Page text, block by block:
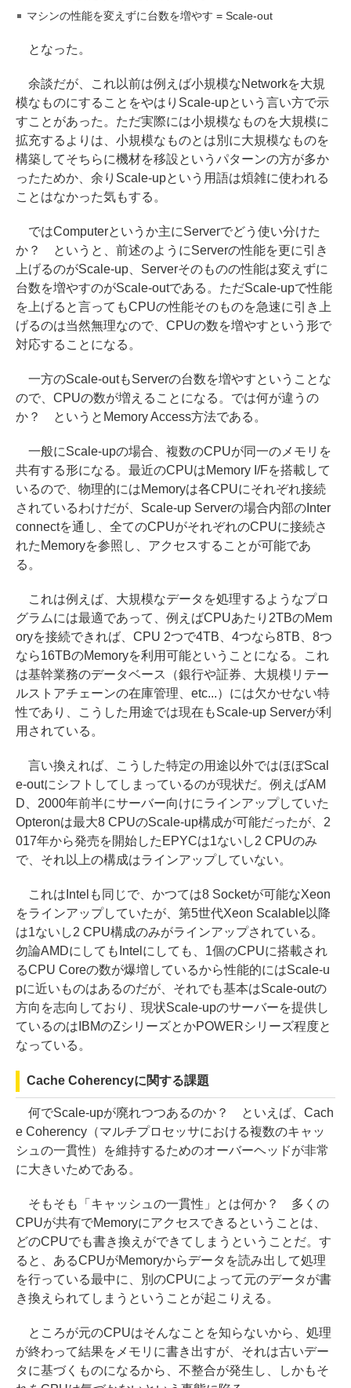
マシンの性能を変えずに台数を増やす = Scale-out
となった。
余談だが、これ以前は例えば小規模なNetworkを大規
模なものにすることをやはりScale-upという言い方で示
すことがあった。ただ実際には小規模なものを大規模に
拡充するよりは、小規模なものとは別に大規模なものを
構築してそちらに機材を移設というパターンの方が多か
ったためか、余りScale-upという用語は煩雑に使われる
ことはなかった気もする。
ではComputerというか主にServerでどう使い分けた
か？ というと、前述のようにServerの性能を更に引き
上げるのがScale-up、Serverそのものの性能は変えずに
台数を増やすのがScale-outである。ただScale-upで性能
を上げると言ってもCPUの性能そのものを急速に引き上
げるのは当然無理なので、CPUの数を増やすという形で
対応することになる。
一方のScale-outもServerの台数を増やすということな
ので、CPUの数が増えることになる。では何が違うの
か？ というとMemory Access方法である。
一般にScale-upの場合、複数のCPUが同一のメモリを
共有する形になる。最近のCPUはMemory I/Fを搭載して
いるので、物理的にはMemoryは各CPUにそれぞれ接続
されているわけだが、Scale-up Serverの場合内部のInter
connectを通し、全てのCPUがそれぞれのCPUに接続さ
れたMemoryを参照し、アクセスすることが可能であ
る。
これは例えば、大規模なデータを処理するようなプロ
グラムには最適であって、例えばCPUあたり2TBのMem
oryを接続できれば、CPU 2つで4TB、4つなら8TB、8つ
なら16TBのMemoryを利用可能ということになる。これ
は基幹業務のデータベース（銀行や証券、大規模リテー
ルストアチェーンの在庫管理、etc...）には欠かせない特
性であり、こうした用途では現在もScale-up Serverが利
用されている。
言い換えれば、こうした特定の用途以外ではほぼScal
e-outにシフトしてしまっているのが現状だ。例えばAM
D、2000年前半にサーバー向けにラインアップしていた
Opteronは最大8 CPUのScale-up構成が可能だったが、2
017年から発売を開始したEPYCは1ないし2 CPUのみ
で、それ以上の構成はラインアップしていない。
これはIntelも同じで、かつては8 Socketが可能なXeon
をラインアップしていたが、第5世代Xeon Scalable以降
は1ないし2 CPU構成のみがラインアップされている。
勿論AMDにしてもIntelにしても、1個のCPUに搭載され
るCPU Coreの数が爆増しているから性能的にはScale-u
pに近いものはあるのだが、それでも基本はScale-outの
方向を志向しており、現状Scale-upのサーバーを提供し
ているのはIBMのZシリーズとかPOWERシリーズ程度と
なっている。
Cache Coherencyに関する課題
何でScale-upが廃れつつあるのか？ といえば、Cach
e Coherency（マルチプロセッサにおける複数のキャッ
シュの一貫性）を維持するためのオーバーヘッドが非常
に大きいためである。
そもそも「キャッシュの一貫性」とは何か？ 多くの
CPUが共有でMemoryにアクセスできるということは、
どのCPUでも書き換えができてしまうということだ。す
ると、あるCPUがMemoryからデータを読み出して処理
を行っている最中に、別のCPUによって元のデータが書
き換えられてしまうということが起こりえる。
ところが元のCPUはそんなことを知らないから、処理
が終わって結果をメモリに書き出すが、それは古いデー
タに基づくものになるから、不整合が発生し、しかもそ